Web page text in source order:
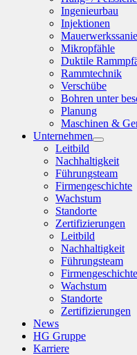
Ingenieurbau
Injektionen
Mikropfähle
Duktile
Rammtechnik
Verschübe
Bohren unter
Planung
Maschinen &
Unternehmen
Leitbild
Nachhaltigkeit
Führungsteam
Firmengeschichte
Wachstum
Standorte
Zertifizierungen
Leitbild
Nachhaltigkeit
Führungsteam
Firmengeschichte
Wachstum
Standorte
Zertifizierungen
News
HG Gruppe
Karriere